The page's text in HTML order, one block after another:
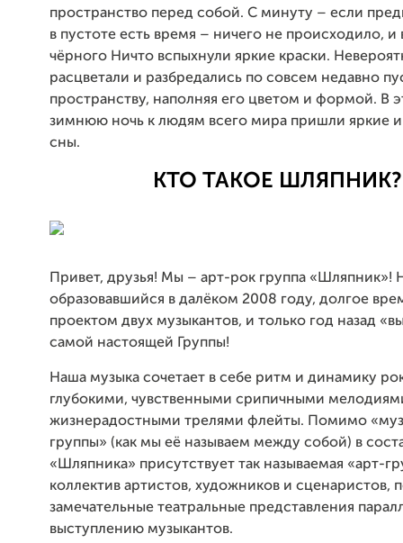
пространство перед собой. С минуту – если
в пустоте есть время – ничего не происходило, и
чёрного Ничто вспыхнули яркие краски.
расцветали и разбредались по совсем недавно
пространству, наполняя его цветом и формой. В
зимнюю ночь к людям всего мира пришли яркие
сны.
КТО ТАКОЕ ШЛЯПНИК?
Привет, друзья! Мы – арт-рок группа «Шляпник»!
образовавшийся в далёком 2008 году, долгое
проектом двух музыкантов, и только год назад
самой настоящей Группы!
Наша музыка сочетает в себе ритм и динамику
глубокими, чувственными срипичными
жизнерадостными трелями флейты. Помимо
группы» (как мы её называем между собой) в
«Шляпника» присутствует так называемая «арт-
коллектив артистов, художников и сценаристов,
замечательные театральные представления
выступлению музыкантов.